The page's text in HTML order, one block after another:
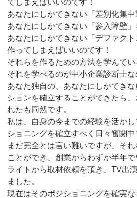
てしまえばいいのです！
あなたにしかできない「差別化集中
あなたにしかできない「参入障壁」
あなたにしかできない「デファクト
作ってしまえばいいのです！
それらを作るための方法を学んでい
それを学べるのが中小企業診断士な
あなた独自の、あなたにしかでき
ションを確立することができたら
れたも同然です。
私は、自身の今までの経験を活か
ショニングを確立すべく日々奮闘中
まだ完全とは言い難いですが、そ
ことができ、創業からわずか半年
ライトから取材依頼を頂き、TV出
ました。
現在はそのポジショニングを確実な